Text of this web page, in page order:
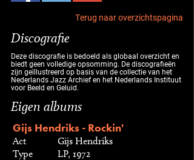
Terug naar overzichtspagina
Discografie
Deze discografie is bedoeld als globaal overzicht en
biedt geen volledige opsomming. De discografieën
zijn geïllustreerd op basis van de collectie van het
Nederlands Jazz Archief en het Nederlands Instituut
voor Beeld en Geluid.
Eigen albums
Gijs Hendriks - Rockin'
Act
Gijs Hendriks
Type
LP, 1972